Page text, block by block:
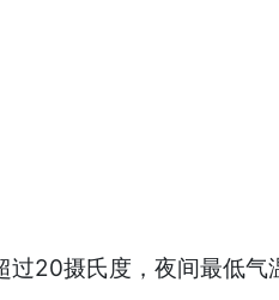
20摄氏度，夜间最低气